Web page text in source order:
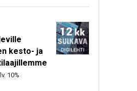
kesto- ja
10%